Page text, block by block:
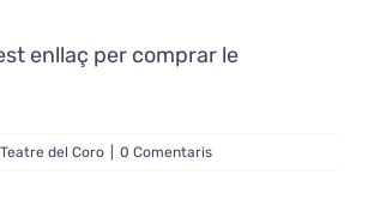
enllaç per comprar le
Teatre del Coro 0 Comentaris